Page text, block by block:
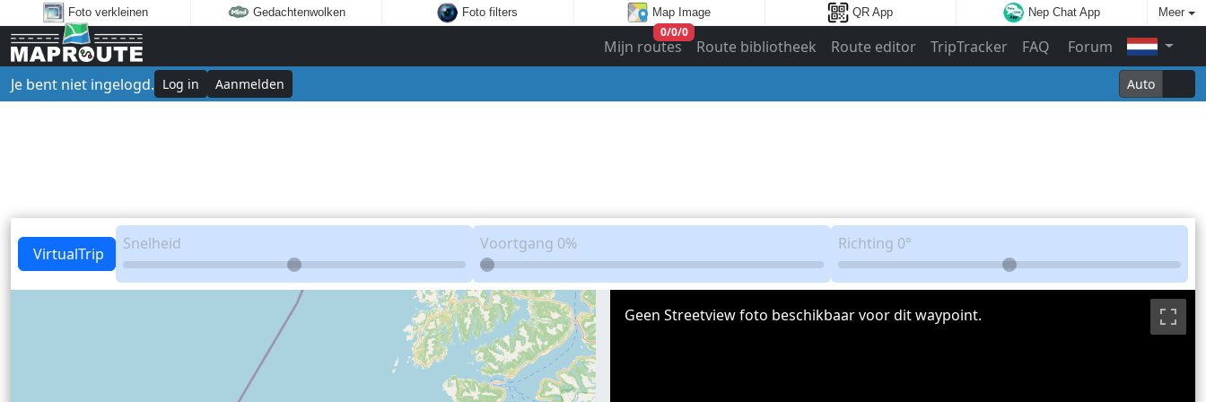
Foto verkleinen Gedachtenwolken Foto filters Map Image QR App Nep Chat App Meer
Mijn routes
0/0/0
Route bibliotheek Route editor TripTracker FAQ
Forum
Je bent niet ingelogd. Log in Aanmelden Auto
VirtualTrip
Snelheid Voortgang 0% Richting 0°
Geen Streetview foto beschikbaar voor dit waypoint.